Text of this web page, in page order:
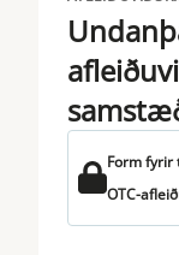
Form fyrir
OTC-